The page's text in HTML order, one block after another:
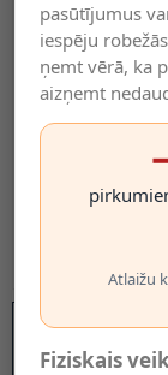
pasūtījumus
iespēju
ņemt vērā, ka
aizņemt
Atlaižu
Fiziskais